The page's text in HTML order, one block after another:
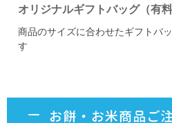
オリジナルギフトバッグ（有料
商品のサイズに合わせたギフトバ
す